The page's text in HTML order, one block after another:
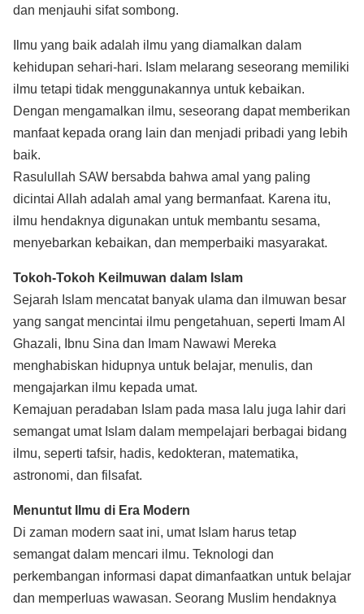
dan menjauhi sifat sombong.
Ilmu yang baik adalah ilmu yang diamalkan dalam
kehidupan sehari-hari. Islam melarang seseorang memiliki
ilmu tetapi tidak menggunakannya untuk kebaikan.
Dengan mengamalkan ilmu, seseorang dapat memberikan
manfaat kepada orang lain dan menjadi pribadi yang lebih
baik.
Rasulullah SAW bersabda bahwa amal yang paling
dicintai Allah adalah amal yang bermanfaat. Karena itu,
ilmu hendaknya digunakan untuk membantu sesama,
menyebarkan kebaikan, dan memperbaiki masyarakat.
Tokoh-Tokoh Keilmuwan dalam Islam
Sejarah Islam mencatat banyak ulama dan ilmuwan besar
yang sangat mencintai ilmu pengetahuan, seperti Imam Al
Ghazali, Ibnu Sina dan Imam Nawawi Mereka
menghabiskan hidupnya untuk belajar, menulis, dan
mengajarkan ilmu kepada umat.
Kemajuan peradaban Islam pada masa lalu juga lahir dari
semangat umat Islam dalam mempelajari berbagai bidang
ilmu, seperti tafsir, hadis, kedokteran, matematika,
astronomi, dan filsafat.
Menuntut Ilmu di Era Modern
Di zaman modern saat ini, umat Islam harus tetap
semangat dalam mencari ilmu. Teknologi dan
perkembangan informasi dapat dimanfaatkan untuk belajar
dan memperluas wawasan. Seorang Muslim hendaknya